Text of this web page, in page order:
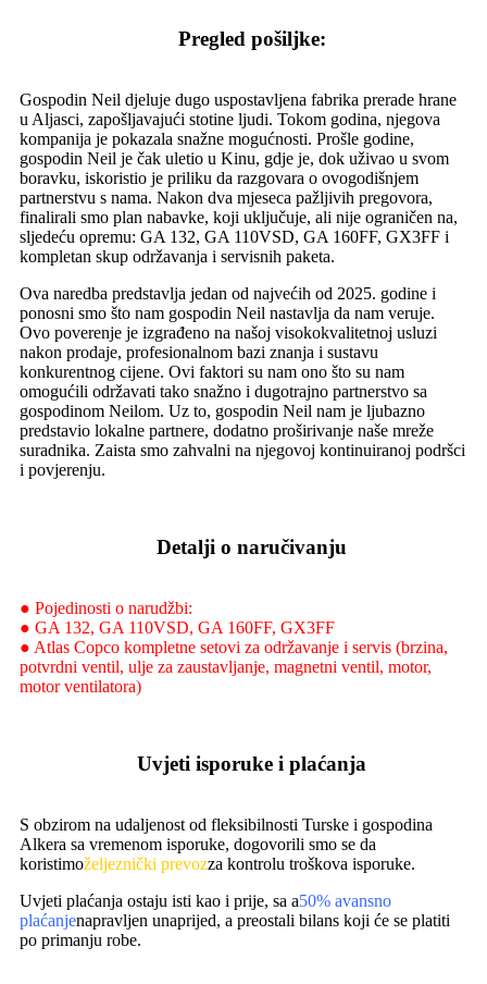
Pregled pošiljke:
Gospodin Neil djeluje dugo uspostavljena fabrika prerade hrane
u Aljasci, zapošljavajući stotine ljudi. Tokom godina, njegova
kompanija je pokazala snažne mogućnosti. Prošle godine,
gospodin Neil je čak uletio u Kinu, gdje je, dok uživao u svom
boravku, iskoristio je priliku da razgovara o ovogodišnjem
partnerstvu s nama. Nakon dva mjeseca pažljivih pregovora,
finalirali smo plan nabavke, koji uključuje, ali nije ograničen na,
sljedeću opremu: GA 132, GA 110VSD, GA 160FF, GX3FF i
kompletan skup održavanja i servisnih paketa.
Ova naredba predstavlja jedan od najvećih od 2025. godine i
ponosni smo što nam gospodin Neil nastavlja da nam veruje.
Ovo poverenje je izgrađeno na našoj visokokvalitetnoj usluzi
nakon prodaje, profesionalnom bazi znanja i sustavu
konkurentnog cijene. Ovi faktori su nam ono što su nam
omogućili održavati tako snažno i dugotrajno partnerstvo sa
gospodinom Neilom. Uz to, gospodin Neil nam je ljubazno
predstavio lokalne partnere, dodatno proširivanje naše mreže
suradnika. Zaista smo zahvalni na njegovoj kontinuiranoj podršci
i povjerenju.
Detalji o naručivanju
● Pojedinosti o narudžbi:
● GA 132, GA 110VSD, GA 160FF, GX3FF
● Atlas Copco kompletne setovi za održavanje i servis (brzina,
potvrdni ventil, ulje za zaustavljanje, magnetni ventil, motor,
motor ventilatora)
Uvjeti isporuke i plaćanja
S obzirom na udaljenost od fleksibilnosti Turske i gospodina
Alkera sa vremenom isporuke, dogovorili smo se da
koristimoželjeznički prevozza kontrolu troškova isporuke.
Uvjeti plaćanja ostaju isti kao i prije, sa a50% avansno
plaćanjenapravljen unaprijed, a preostali bilans koji će se platiti
po primanju robe.